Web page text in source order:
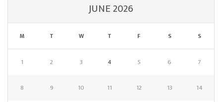
JUNE 2026
M T W T F S S
1 2 3 4 5 6 7
8 9 10 11 12 13 14